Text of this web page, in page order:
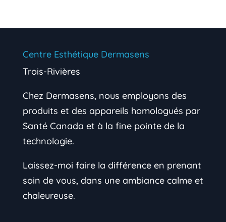
Centre Esthétique Dermasens
Trois-Rivières
Chez Dermasens, nous employons des
produits et des appareils homologués par
Santé Canada et à la fine pointe de la
technologie.
Laissez-moi faire la différence en prenant
soin de vous, dans une ambiance calme et
chaleureuse.